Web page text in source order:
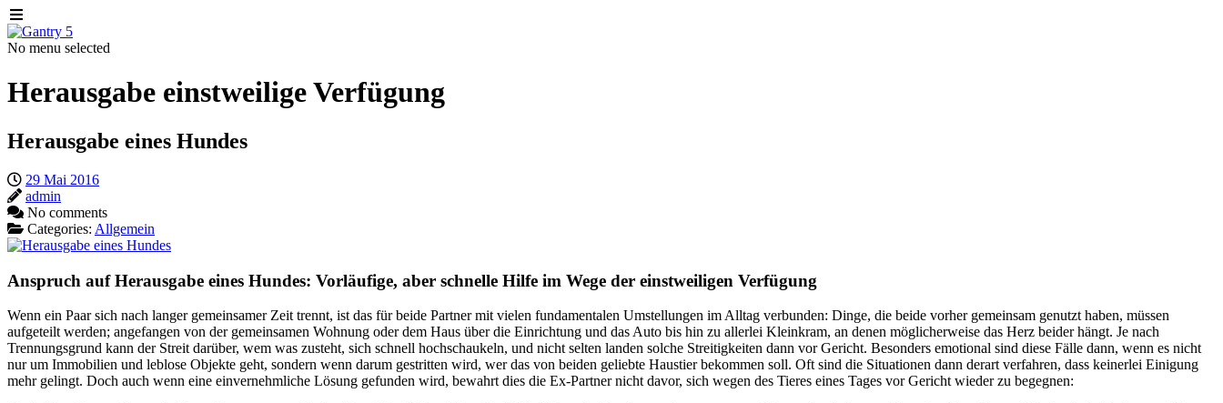
No menu selected
Herausgabe einstweilige Verfügung
Herausgabe eines Hundes
29 Mai 2016
admin
No comments
Categories: Allgemein
Anspruch auf Herausgabe eines Hundes: Vorläufige, aber schnelle Hilfe im Wege der einstweiligen Verfügung
Wenn ein Paar sich nach langer gemeinsamer Zeit trennt, ist das für beide Partner mit vielen fundamentalen Umstellungen im Alltag verbunden: Dinge, die beide vorher gemeinsam genutzt haben, müssen
aufgeteilt werden; angefangen von der gemeinsamen Wohnung oder dem Haus über die Einrichtung und das Auto bis hin zu allerlei Kleinkram, an denen möglicherweise das Herz beider hängt. Je nach
Trennungsgrund kann der Streit darüber, wem was zusteht, sich schnell hochschaukeln, und nicht selten landen solche Streitigkeiten dann vor Gericht. Besonders emotional sind diese Fälle dann, wenn es nicht
nur um Immobilien und leblose Objekte geht, sondern wenn darum gestritten wird, wer das von beiden geliebte Haustier bekommen soll. Oft sind die Situationen dann derart verfahren, dass keinerlei Einigung
mehr gelingt. Doch auch wenn eine einvernehmliche Lösung gefunden wird, bewahrt dies die Ex-Partner nicht davor, sich wegen des Tieres eines Tages vor Gericht wieder zu begegnen: